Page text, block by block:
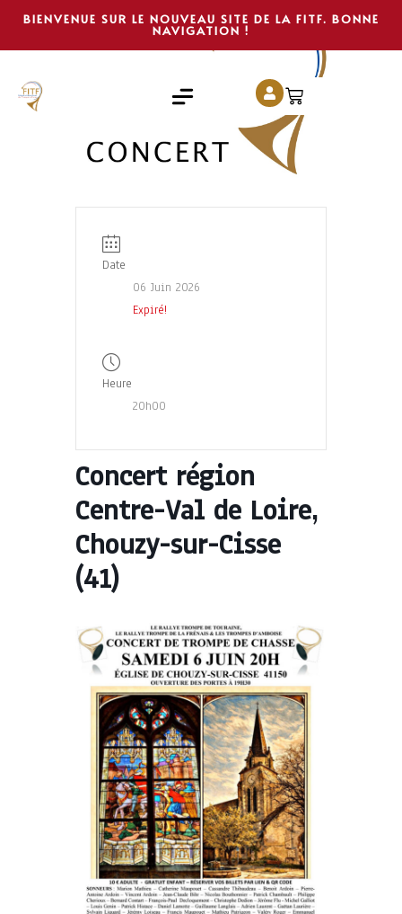
BIENVENUE SUR LE NOUVEAU SITE DE LA FITF. BONNE
NAVIGATION !
Date
06 Juin 2026
Expiré!
Heure
20h00
Concert région
Centre-Val de Loire,
Chouzy-sur-Cisse
(41)